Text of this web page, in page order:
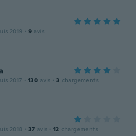
2019 · 9 avis
2017 · 130 avis · 3 chargements
2018 · 37 avis · 12 chargements